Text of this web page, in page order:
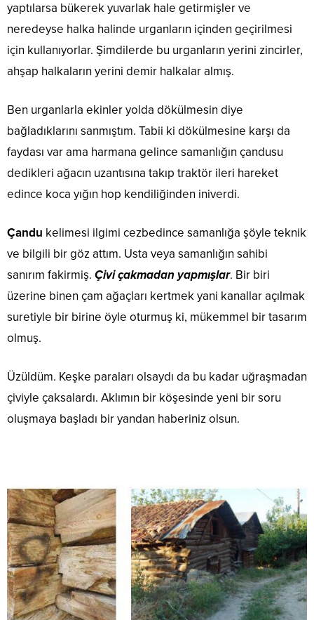
yaptılarsa bükerek yuvarlak hale getirmişler ve
neredeyse halka halinde urganların içinden geçirilmesi
için kullanıyorlar. Şimdilerde bu urganların yerini zincirler,
ahşap halkaların yerini demir halkalar almış.
Ben urganlarla ekinler yolda dökülmesin diye
bağladıklarını sanmıştım. Tabii ki dökülmesine karşı da
faydası var ama harmana gelince samanlığın çandusu
dedikleri ağacın uzantısına takıp traktör ileri hareket
edince koca yığın hop kendiliğinden iniverdi.
Çandu kelimesi ilgimi cezbedince samanlığa şöyle teknik
ve bilgili bir göz attım. Usta veya samanlığın sahibi
sanırım fakirmiş. Çivi çakmadan yapmışlar. Bir biri
üzerine binen çam ağaçları kertmek yani kanallar açılmak
suretiyle bir birine öyle oturmuş ki, mükemmel bir tasarım
olmuş.
Üzüldüm. Keşke paraları olsaydı da bu kadar uğraşmadan
çiviyle çaksalardı. Aklımın bir köşesinde yeni bir soru
oluşmaya başladı bir yandan haberiniz olsun.